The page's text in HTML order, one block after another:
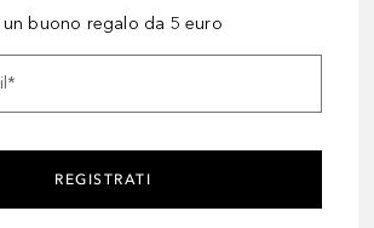
un buono regalo da 5 euro
*
REGISTRATI